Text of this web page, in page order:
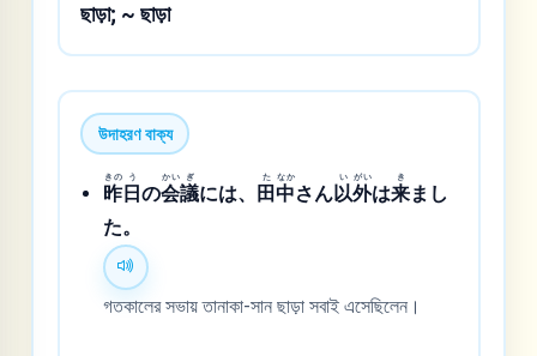
ছাড়া; ~ ছাড়া
উদাহরণ বাক্য
昨
きの
日
う
の会
かい
議
ぎ
には、 田
た
中
なか
さん以
い
外
がい
は来
き
まし
た。
গতকালের সভায় তানাকা-সান ছাড়া সবাই এসেছিলেন।